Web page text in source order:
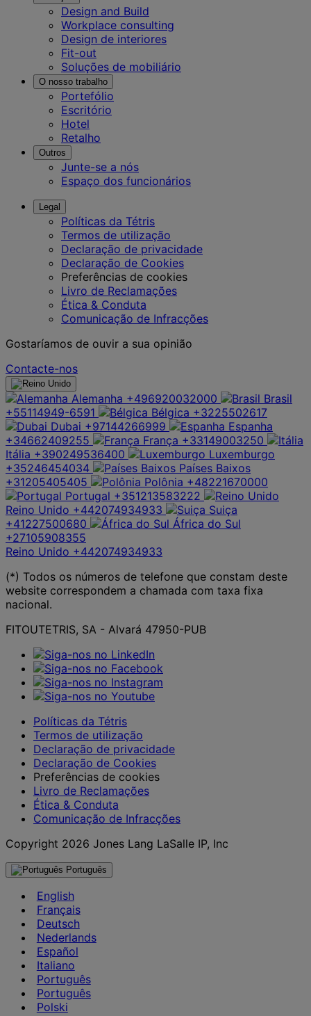
Design and Build
Workplace consulting
Design de interiores
Fit-out
Soluções de mobiliário
O nosso trabalho
Portefólio
Escritório
Hotel
Retalho
Outros
Junte-se a nós
Espaço dos funcionários
Legal
Políticas da Tétris
Termos de utilização
Declaração de privacidade
Declaração de Cookies
Preferências de cookies
Livro de Reclamações
Ética & Conduta
Comunicação de Infracções
Gostaríamos de ouvir a sua opinião
Contacte-nos
Alemanha +496920032000
Brasil
+55114949-6591
Bélgica +3225502617
Dubai +97144266999
Espanha
+34662409255
França +33149003250
Itália +390249536400
Luxemburgo
+35246454034
Países Baixos
+31205405405
Polônia +48221670000
Portugal +351213583222
Reino Unido +442074934933
Suiça
+41227500680
África do Sul
+27105908355
Reino Unido +442074934933
(*) Todos os números de telefone que constam deste
website correspondem a chamada com taxa fixa
nacional.
FITOUTETRIS, SA - Alvará 47950-PUB
Políticas da Tétris
Termos de utilização
Declaração de privacidade
Declaração de Cookies
Preferências de cookies
Livro de Reclamações
Ética & Conduta
Comunicação de Infracções
Copyright 2026 Jones Lang LaSalle IP, Inc
Português
English
Français
Deutsch
Nederlands
Español
Italiano
Português
Português
Polski